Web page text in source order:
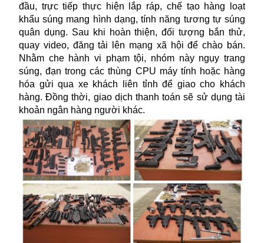
đầu, trực tiếp thực hiện lắp ráp, chế tạo hàng loạt
khẩu súng mang hình dạng, tính năng tương tự súng
quân dụng. Sau khi hoàn thiện, đối tượng bắn thử,
quay video, đăng tải lên mạng xã hội để chào bán.
Nhằm che hành vi phạm tội, nhóm này ngụy trang
súng, đạn trong các thùng CPU máy tính hoặc hàng
hóa gửi qua xe khách liên tỉnh để giao cho khách
hàng. Đồng thời, giao dịch thanh toán sẽ sử dụng tài
khoản ngân hàng người khác.